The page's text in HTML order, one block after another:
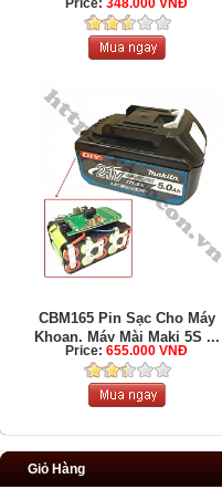
CBM165 Pin Sạc Cho Máy
Khoan, Máy Mài Maki 5S ...
Price:655.000 VNĐ
Giỏ Hàng